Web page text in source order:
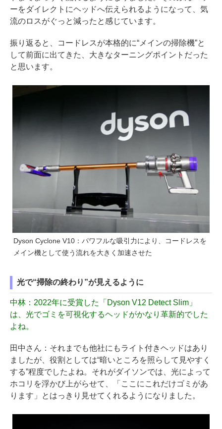
ーをダイレクトにヘッドへ伝えられるようになって、気
流のロスがぐっと減ったと感じています。
振り返ると、コードレスが本格的に“メインの掃除機”と
して前面に出てきた、大きなターニングポイントだった
と思います。
Dyson Cyclone V10：パワフルな吸引力により、コードレスを
メイン機として使う流れを大きく加速させた
光で“掃除の終わり”が見えるように
中林：2022年に受賞した「Dyson V12 Detect Slim」
は、光でゴミを可視化するヘッドがかなり革新的でした
よね。
田中さん ：それまでも他社にもライト付きヘッドはあり
ましたが、役割としては“暗いところを照らして見やすく
する”程度でしたよね。それがダイソンでは、光によって
ホコリを浮かび上がらせて、「ここにこれだけゴミがあ
ります」とはっきり見せてくれるようになりました。